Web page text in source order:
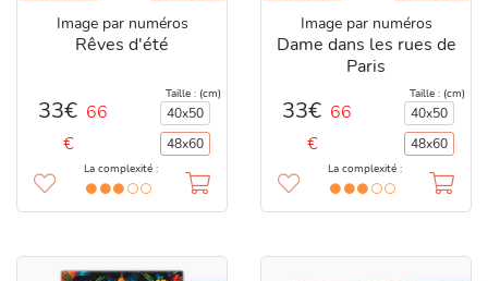
Image par numéros
Rêves d'été
33€ 66
€
Taille : (cm)
40x50
48x60
La complexité :
Image par numéros
Dame dans les rues de
Paris
33€ 66
€
Taille : (cm)
40x50
48x60
La complexité :